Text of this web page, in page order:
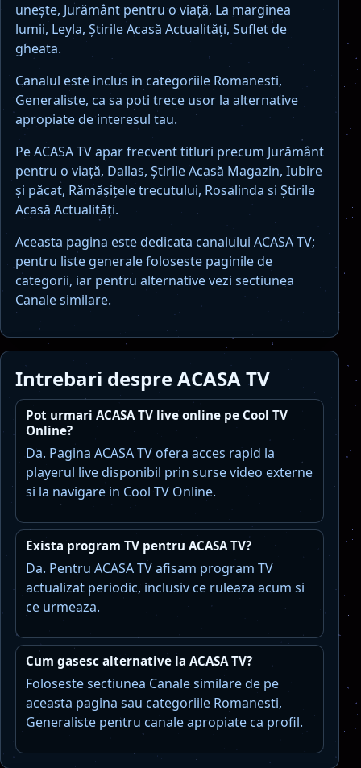
unește, Jurământ pentru o viaţă, La marginea
lumii, Leyla, Ştirile Acasă Actualităţi, Suflet de
gheata.
Canalul este inclus in categoriile Romanesti,
Generaliste, ca sa poti trece usor la alternative
apropiate de interesul tau.
Pe ACASA TV apar frecvent titluri precum Jurământ
pentru o viaţă, Dallas, Ştirile Acasă Magazin, Iubire
şi păcat, Rămăşiţele trecutului, Rosalinda si Ştirile
Acasă Actualităţi.
Aceasta pagina este dedicata canalului ACASA TV;
pentru liste generale foloseste paginile de
categorii, iar pentru alternative vezi sectiunea
Canale similare.
Intrebari despre ACASA TV
Pot urmari ACASA TV live online pe Cool TV
Online?
Da. Pagina ACASA TV ofera acces rapid la
playerul live disponibil prin surse video externe
si la navigare in Cool TV Online.
Exista program TV pentru ACASA TV?
Da. Pentru ACASA TV afisam program TV
actualizat periodic, inclusiv ce ruleaza acum si
ce urmeaza.
Cum gasesc alternative la ACASA TV?
Foloseste sectiunea Canale similare de pe
aceasta pagina sau categoriile Romanesti,
Generaliste pentru canale apropiate ca profil.